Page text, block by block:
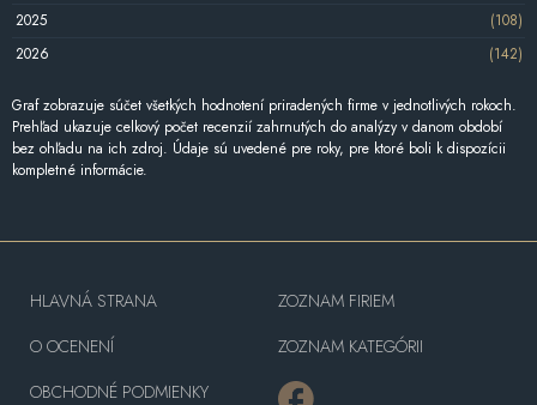
2025
(108)
2026
(142)
Graf zobrazuje súčet všetkých hodnotení priradených firme v jednotlivých rokoch.
Prehľad ukazuje celkový počet recenzií zahrnutých do analýzy v danom období
bez ohľadu na ich zdroj. Údaje sú uvedené pre roky, pre ktoré boli k dispozícii
kompletné informácie.
HLAVNÁ STRANA
O OCENENÍ
OBCHODNÉ PODMIENKY
ZOZNAM FIRIEM
ZOZNAM KATEGÓRII